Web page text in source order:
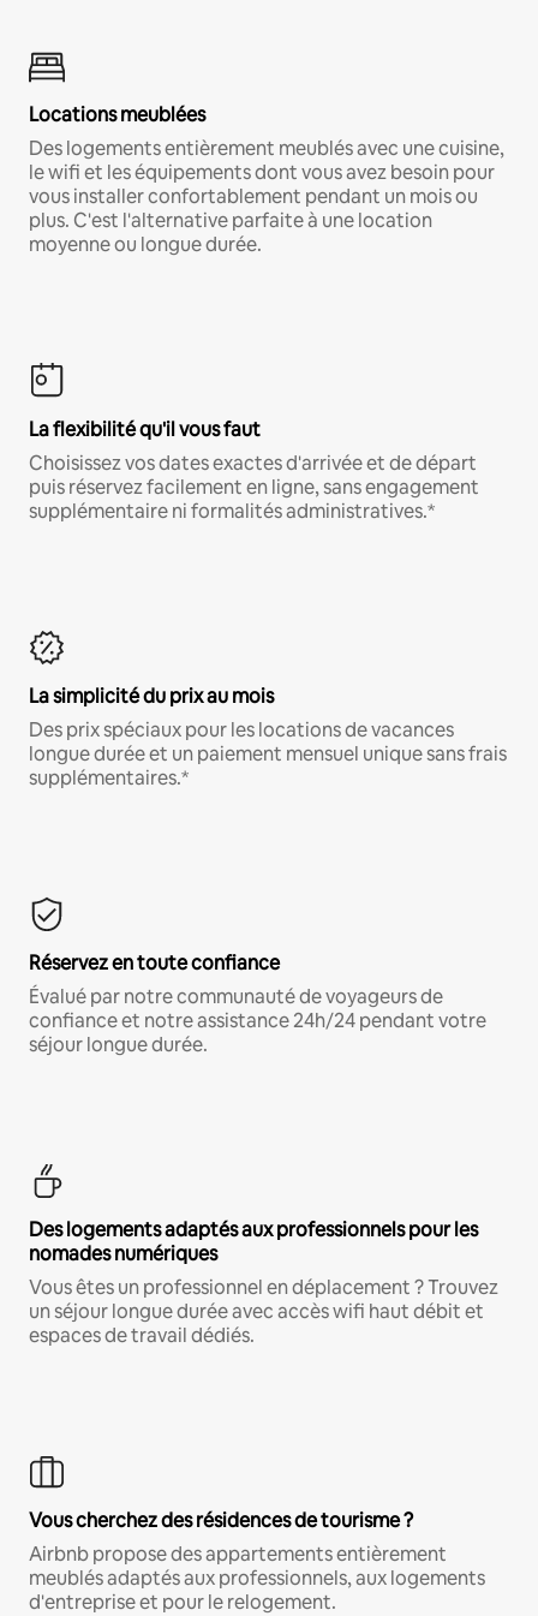
Locations meublées
Des logements entièrement meublés avec une cuisine,
le wifi et les équipements dont vous avez besoin pour
vous installer confortablement pendant un mois ou
plus. C'est l'alternative parfaite à une location
moyenne ou longue durée.
La flexibilité qu'il vous faut
Choisissez vos dates exactes d'arrivée et de départ
puis réservez facilement en ligne, sans engagement
supplémentaire ni formalités administratives.*
La simplicité du prix au mois
Des prix spéciaux pour les locations de vacances
longue durée et un paiement mensuel unique sans frais
supplémentaires.*
Réservez en toute confiance
Évalué par notre communauté de voyageurs de
confiance et notre assistance 24h/24 pendant votre
séjour longue durée.
Des logements adaptés aux professionnels pour les
nomades numériques
Vous êtes un professionnel en déplacement ? Trouvez
un séjour longue durée avec accès wifi haut débit et
espaces de travail dédiés.
Vous cherchez des résidences de tourisme ?
Airbnb propose des appartements entièrement
meublés adaptés aux professionnels, aux logements
d'entreprise et pour le relogement.